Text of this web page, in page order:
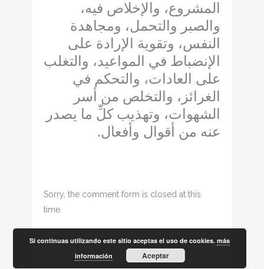
المشروع، والإخلاص فيه،
والصبر والتحمل، ومجاهدة
النفس، وتقوية الإرادة على
الإنضباط في المواعيد، والتغلب
على العادات، والتحكم في
الغرائز، والتخلص من أسر
الشهوات، وتهذيب كلِّ ما يصدر
عنه من أقوال وأفعال.
Sorry, the comment form is closed at this
time.
Si continuas utilizando este sitio aceptas el uso de cookies.más
información
Aceptar